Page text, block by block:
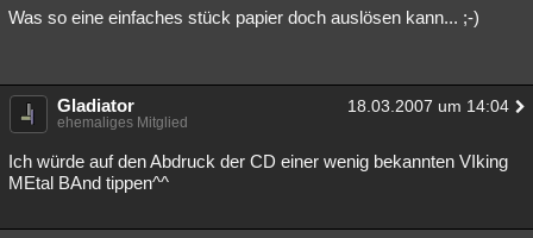
Spiritualität Verschwörungen Technologie Ufologie
weitere Rubriken
Philosophie Träume
Astronomie Helpdesk
Musik Clash Verbesserungen Allmystery English
Was so eine einfaches stück papier doch auslösen kann... ;-)
Gladiator 18.03.2007 um 14:04
ehemaliges Mitglied
Ich würde auf den Abdruck der CD einer wenig bekannten VIking
MEtal BAnd tippen^^